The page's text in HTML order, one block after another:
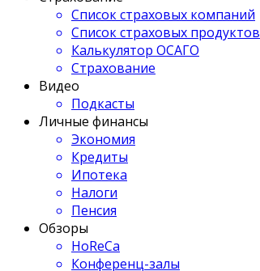
Список страховых компаний
Список страховых продуктов
Калькулятор ОСАГО
Страхование
Видео
Подкасты
Личные финансы
Экономия
Кредиты
Ипотека
Налоги
Пенсия
Обзоры
HoReCa
Конференц-залы